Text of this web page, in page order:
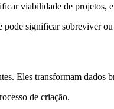
viabilidade de projetos,
pode significar sobreviver ou
Eles transformam dados
de criação.